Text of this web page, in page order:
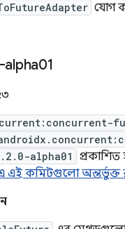
যোগ
alpha01
alpha01
প্রকাশিত
এই কমিটগুলো অন্তর্ভুক্ত